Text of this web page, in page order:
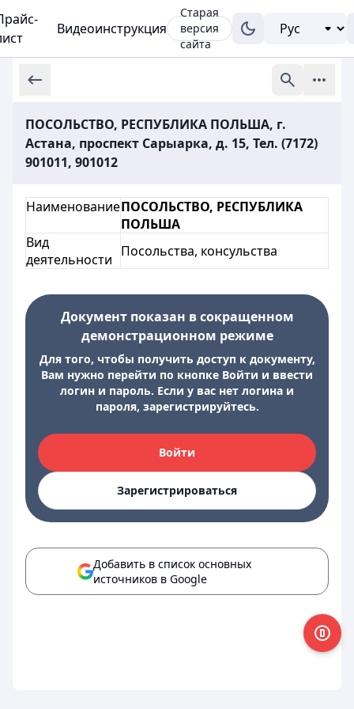
Видеоинструкция
Старая
версия
сайта
ПОСОЛЬСТВО, РЕСПУБЛИКА ПОЛЬША, г.
Астана, проспект Сарыарка, д. 15, Тел. (7172)
901011, 901012
НаименованиеПОСОЛЬСТВО, РЕСПУБЛИКА
ПОЛЬША
Вид
деятельности Посольства, консульства
Документ показан в сокращенном
демонстрационном режиме
Для того, чтобы получить доступ к документу,
Вам нужно перейти по кнопке Войти и ввести
логин и пароль. Если у вас нет логина и
пароля, зарегистрируйтесь.
Войти
Зарегистрироваться
Добавить в список основных
источников в Google